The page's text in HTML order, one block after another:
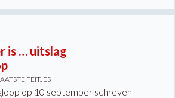
is … uitslag
FEITJES
op 10 september schreven